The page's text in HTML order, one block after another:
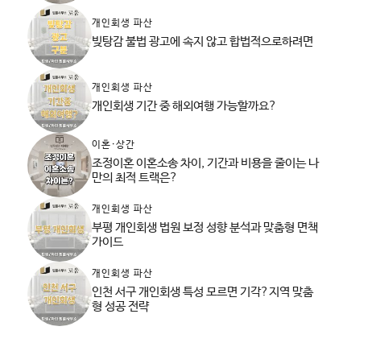
개인회생 파산
빚탕감 불법 광고에 속지 않고 합법적으로하려면
개인회생 파산
개인회생 기간 중 해외여행 가능할까요?
이혼·상간
조정이혼 이혼소송 차이, 기간과 비용을 줄이는 나
만의 최적 트랙은?
개인회생 파산
부평 개인회생 법원 보정 성향 분석과 맞춤형 면책
가이드
개인회생 파산
인천 서구 개인회생 특성 모르면 기각?지역 맞춤
형 성공 전략